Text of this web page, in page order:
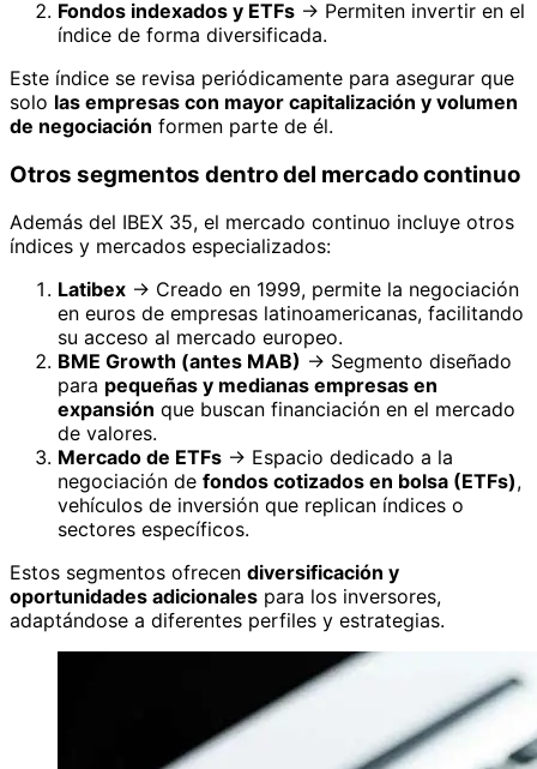
Fondos indexados y ETFs → Permiten invertir en el
índice de forma diversificada.
Este índice se revisa periódicamente para asegurar que
solo las empresas con mayor capitalización y volumen
de negociación formen parte de él.
Otros segmentos dentro del mercado continuo
Además del IBEX 35, el mercado continuo incluye otros
índices y mercados especializados:
Latibex → Creado en 1999, permite la negociación
en euros de empresas latinoamericanas, facilitando
su acceso al mercado europeo.
BME Growth (antes MAB) → Segmento diseñado
para pequeñas y medianas empresas en
expansión que buscan financiación en el mercado
de valores.
Mercado de ETFs → Espacio dedicado a la
negociación de fondos cotizados en bolsa (ETFs),
vehículos de inversión que replican índices o
sectores específicos.
Estos segmentos ofrecen diversificación y
oportunidades adicionales para los inversores,
adaptándose a diferentes perfiles y estrategias.